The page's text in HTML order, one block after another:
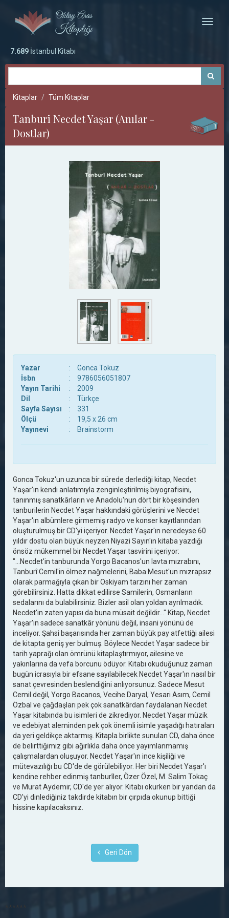
Toggle
7.689 İstanbul Kitabı
Kitaplar Tüm Kitaplar
Tanburi Necdet Yaşar (Anılar -
Dostlar)
Yazar :
Gonca Tokuz
İsbn
:
9786056051807
Yayın Tarihi
:
2009
Dil
:
Türkçe
Sayfa Sayısı
:
331
Ölçü
:
19,5 x 26 cm
Yayınevi
: Brainstorm
Gonca Tokuz'un uzunca bir sürede derlediği kitap, Necdet
Yaşar'ın kendi anlatımıyla zenginleştirilmiş biyografisini,
tanınmış sanatkârların ve Anadolu'nun dört bir köşesinden
tanburilerin Necdet Yaşar hakkındaki görüşlerini ve Necdet
Yaşar'ın albümlere girmemiş radyo ve konser kayıtlarından
oluşturulmuş bir CD'yi içeriyor. Necdet Yaşar'ın neredeyse 60
yıldır dostu olan büyük neyzen Niyazi Sayın'ın kitaba yazdığı
önsöz mükemmel bir Necdet Yaşar tasvirini içeriyor:
"...Necdet'in tanburunda Yorgo Bacanos'un lavta mızrabını,
Tanburî Cemil'in ölmez nağmelerini, Baba Mesut'un mızrapsız
olarak parmağıyla çıkan bir Oskiyam tarzını her zaman
görebilirsiniz. Hatta dikkat edilirse Samilerin, Osmanların
sedalarını da bulabilirsiniz. Bizler asil olan yoldan ayrılmadık.
Necdet'in zaten yapısı da buna müsait değildir..." Kitap, Necdet
Yaşar'ın sadece sanatkâr yönünü değil, insani yönünü de
inceliyor. Şahsi başarısında her zaman büyük pay atfettiği ailesi
de kitapta geniş yer bulmuş. Böylece Necdet Yaşar sadece bir
tarih yaprağı olan ömrünü kitaplaştırmıyor, ailesine ve
yakınlarına da vefa borcunu ödüyor. Kitabı okuduğunuz zaman
bugün icrasıyla bir efsane sayılabilecek Necdet Yaşar'ın nasıl bir
sanat çevresinden beslendiğini anlıyorsunuz. Sadece Mesut
Cemil değil, Yorgo Bacanos, Vecihe Daryal, Yesari Asım, Cemil
Özbal ve çağdaşları pek çok sanatkârdan faydalanan Necdet
Yaşar kitabında bu isimleri de zikrediyor. Necdet Yaşar müzik
ve edebiyat aleminden pek çok önemli isimle yaşadığı hatıraları
da yeri geldikçe aktarmış. Kitapla birlikte sunulan CD, daha önce
de belirttiğimiz gibi ağırlıkla daha önce yayımlanmamış
çalışmalardan oluşuyor. Necdet Yaşar'ın ince kişiliği ve
mütevazılığı bu CD'de de görülebiliyor. Her biri Necdet Yaşar'ı
kendine rehber edinmiş tanburîler, Özer Özel, M. Salim Tokaç
ve Murat Aydemir, CD'de yer alıyor. Kitabı okurken bir yandan da
CD'yi dinlediğiniz takdirde kitabın bir çırpıda okunup bittiği
hissine kapılacaksınız.
Geri Dön
******